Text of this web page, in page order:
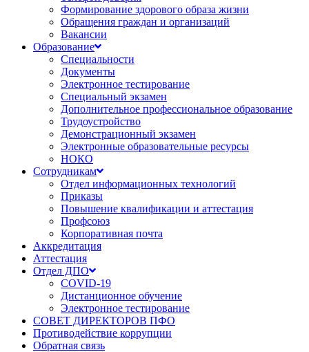
Формирование здорового образа жизни
Обращения граждан и организаций
Вакансии
Образование
Специальности
Документы
Электронное тестирование
Специальный экзамен
Дополнительное профессиональное образование
Трудоустройство
Демонстрационный экзамен
Электронные образовательные ресурсы
НОКО
Сотрудникам
Отдел информационных технологий
Приказы
Повышение квалификации и аттестация
Профсоюз
Корпоративная почта
Аккредитация
Аттестация
Отдел ДПО
COVID-19
Дистанционное обучение
Электронное тестирование
СОВЕТ ДИРЕКТОРОВ ПФО
Противодействие коррупции
Обратная связь